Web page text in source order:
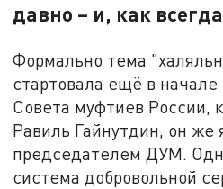
давно – и, как
Формально тема
стартовала ещё в
Совета муфтиев России,
Равиль Гайнутдин, он же
председателем ДУМ.
система добровольной